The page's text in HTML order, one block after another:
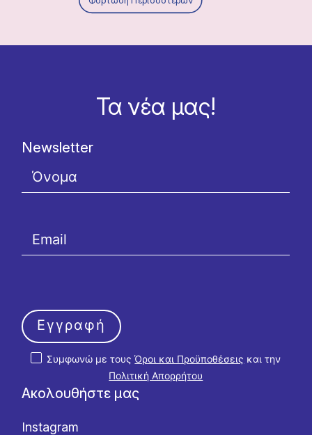
Τα νέα μας!
Ακολουθήστε μας
Instagram
Newsletter
Συμφωνώ με τουςΌροι και Προϋποθέσεις και την
Πολιτική Απορρήτου
Εγγραφή